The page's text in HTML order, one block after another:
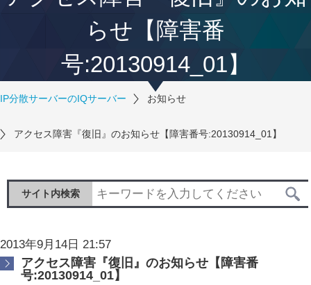
らせ【障害番
号:20130914_01】
IP分散サーバーのIQサーバー お知らせ
アクセス障害『復旧』のお知らせ【障害番号:20130914_01】
サイト内検索
2013年9月14日 21:57
アクセス障害『復旧』のお知らせ【障害番
号:20130914_01】